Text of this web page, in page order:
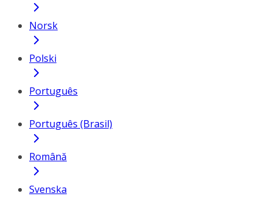
Norsk
Polski
Português
Português (Brasil)
Română
Svenska